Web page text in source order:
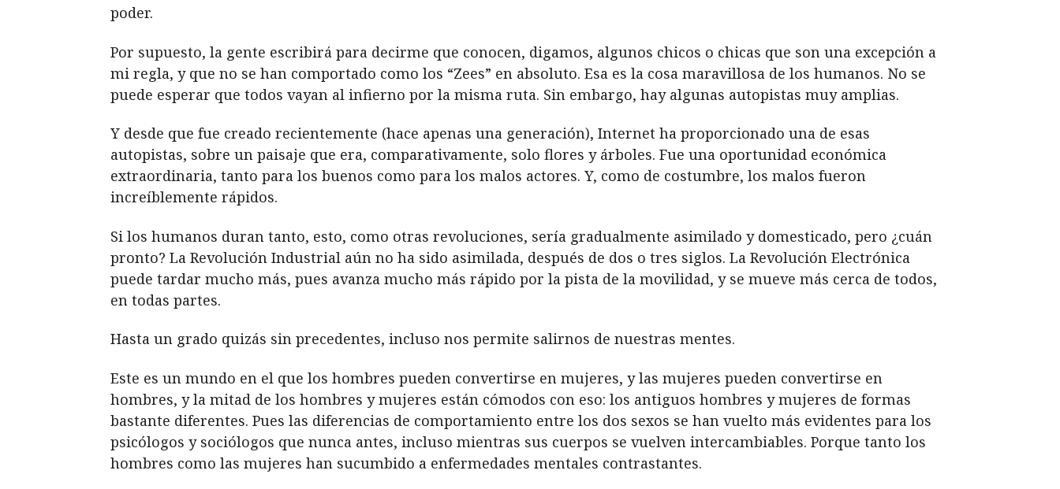
poder.
Por supuesto, la gente escribirá para decirme que conocen, digamos, algunos chicos o chicas que son una excepción a
mi regla, y que no se han comportado como los “Zees” en absoluto. Esa es la cosa maravillosa de los humanos. No se
puede esperar que todos vayan al infierno por la misma ruta. Sin embargo, hay algunas autopistas muy amplias.
Y desde que fue creado recientemente (hace apenas una generación), Internet ha proporcionado una de esas
autopistas, sobre un paisaje que era, comparativamente, solo flores y árboles. Fue una oportunidad económica
extraordinaria, tanto para los buenos como para los malos actores. Y, como de costumbre, los malos fueron
increíblemente rápidos.
Si los humanos duran tanto, esto, como otras revoluciones, sería gradualmente asimilado y domesticado, pero ¿cuán
pronto? La Revolución Industrial aún no ha sido asimilada, después de dos o tres siglos. La Revolución Electrónica
puede tardar mucho más, pues avanza mucho más rápido por la pista de la movilidad, y se mueve más cerca de todos,
en todas partes.
Hasta un grado quizás sin precedentes, incluso nos permite salirnos de nuestras mentes.
Este es un mundo en el que los hombres pueden convertirse en mujeres, y las mujeres pueden convertirse en
hombres, y la mitad de los hombres y mujeres están cómodos con eso: los antiguos hombres y mujeres de formas
bastante diferentes. Pues las diferencias de comportamiento entre los dos sexos se han vuelto más evidentes para los
psicólogos y sociólogos que nunca antes, incluso mientras sus cuerpos se vuelven intercambiables. Porque tanto los
hombres como las mujeres han sucumbido a enfermedades mentales contrastantes.